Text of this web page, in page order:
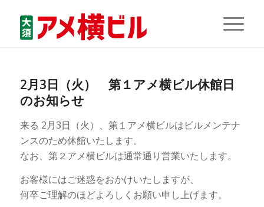
2月3日（火） 第１アメ横ビル休館日
のお知らせ
来る 2月3日（火）、第１アメ横ビルはビルメンテナ
ンスのため休館いたします。
なお、第２アメ横ビルは通常通り営業いたします。
お客様にはご迷惑をおかけいたしますが、
何卒ご理解のほどよろしくお願い申し上げます。